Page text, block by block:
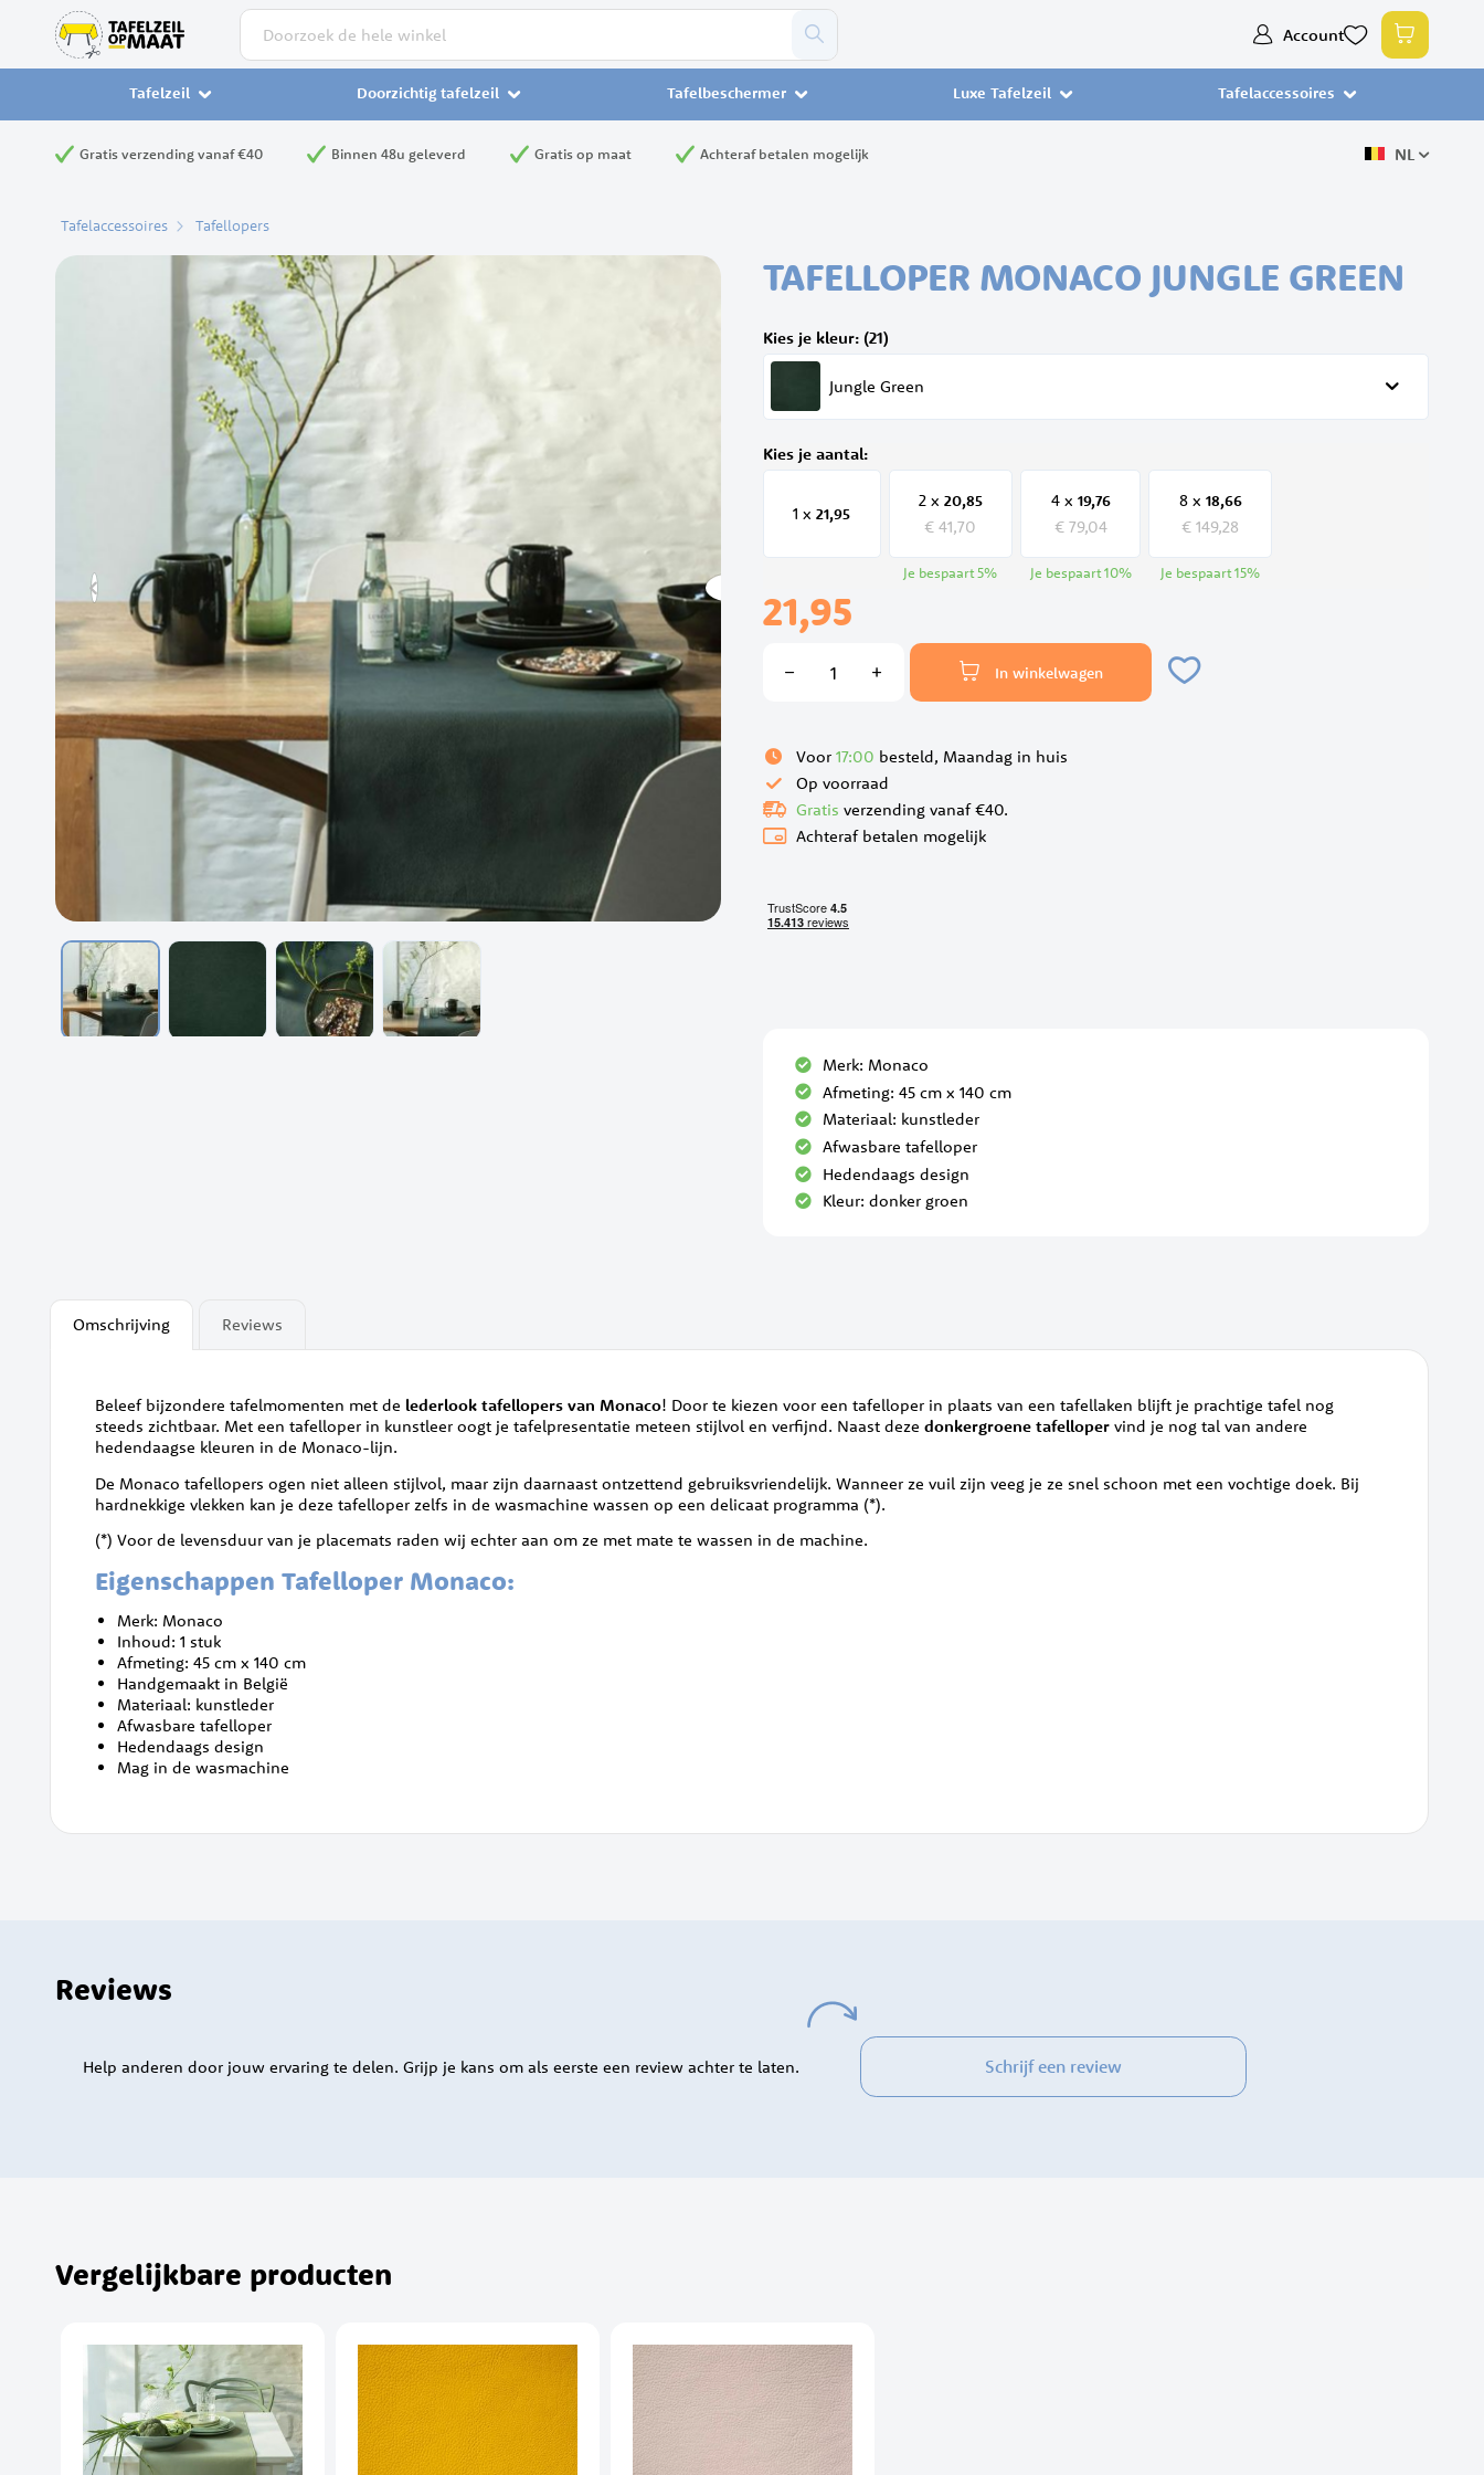
Zoek
Account
Ga
inhoud
Tafelzeil Doorzichtig tafelzeil Tafelbeschermer Luxe Tafelzeil Tafelaccessoires
Gratis verzending vanaf €40 Binnen 48u geleverd Gratis op maat Achteraf betalen mogelijk NL
Tafelaccessoires Tafellopers
Ga
TAFELLOPER MONACO JUNGLE GREEN
Kies je kleur: (21)
Jungle Green
21,95
Kies je aantal:
1 x21,95
2 x 20,85
€ 41,70
Je bespaart 5%
4 x 19,76
€ 79,04
Je bespaart10%
8 x 18,66
€ 149,28
Je bespaart15%
In winkelwagen
Voor 17:00 besteld, Maandag in huis
Op voorraad
Gratis verzending vanaf €40.
Achteraf betalen mogelijk
Merk: Monaco
Afmeting: 45 cm x 140 cm
Materiaal: kunstleder
Afwasbare tafelloper
Hedendaags design
Kleur: donker groen
Omschrijving
Beleef bijzondere tafelmomenten met de lederlook tafellopers van Monaco! Door te kiezen voor een tafelloper in plaats van een tafellaken blijft je prachtige tafel nog
steeds zichtbaar. Met een tafelloper in kunstleer oogt je tafelpresentatie meteen stijlvol en verfijnd. Naast deze donkergroene tafelloper vind je nog tal van andere
hedendaagse kleuren in de Monaco-lijn.
De Monaco tafellopers ogen niet alleen stijlvol, maar zijn daarnaast ontzettend gebruiksvriendelijk. Wanneer ze vuil zijn veeg je ze snel schoon met een vochtige doek. Bij
hardnekkige vlekken kan je deze tafelloper zelfs in de wasmachine wassen op een delicaat programma (*).
(*) Voor de levensduur van je placemats raden wij echter aan om ze met mate te wassen in de machine.
Eigenschappen Tafelloper Monaco:
Merk: Monaco
Inhoud: 1 stuk
Afmeting: 45 cm x 140 cm
Handgemaakt in België
Materiaal: kunstleder
Afwasbare tafelloper
Hedendaags design
Mag in de wasmachine
Reviews
Reviews
Schrijf een review
Help anderen door jouw ervaring te delen. Grijp je kans om als eerste een review achter te laten.
Vergelijkbare producten